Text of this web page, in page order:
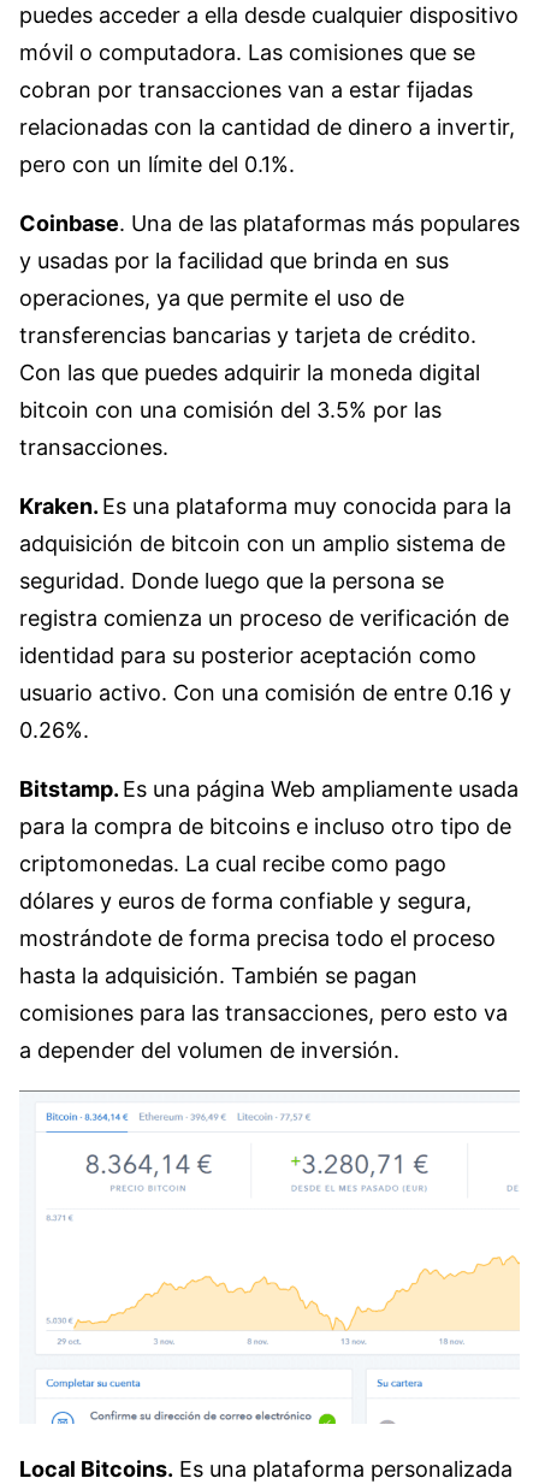
puedes acceder a ella desde cualquier dispositivo
móvil o computadora. Las comisiones que se
cobran por transacciones van a estar fijadas
relacionadas con la cantidad de dinero a invertir,
pero con un límite del 0.1%.
Coinbase. Una de las plataformas más populares
y usadas por la facilidad que brinda en sus
operaciones, ya que permite el uso de
transferencias bancarias y tarjeta de crédito.
Con las que puedes adquirir la moneda digital
bitcoin con una comisión del 3.5% por las
transacciones.
Kraken. Es una plataforma muy conocida para la
adquisición de bitcoin con un amplio sistema de
seguridad. Donde luego que la persona se
registra comienza un proceso de verificación de
identidad para su posterior aceptación como
usuario activo. Con una comisión de entre 0.16 y
0.26%.
Bitstamp. Es una página Web ampliamente usada
para la compra de bitcoins e incluso otro tipo de
criptomonedas. La cual recibe como pago
dólares y euros de forma confiable y segura,
mostrándote de forma precisa todo el proceso
hasta la adquisición. También se pagan
comisiones para las transacciones, pero esto va
a depender del volumen de inversión.
Local Bitcoins. Es una plataforma personalizada